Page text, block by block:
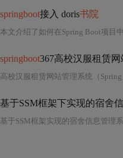
springboot接入 doris书院
springboot367高校汉服租赁网
基于SSM框架下实现的宿舍